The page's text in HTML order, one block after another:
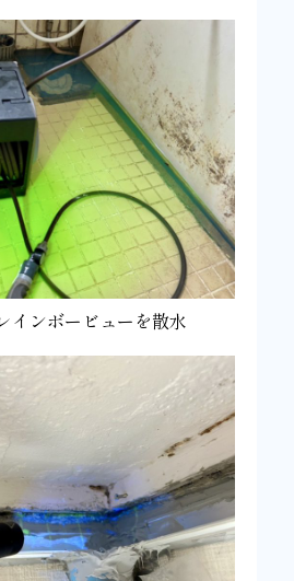
インボービューを散水